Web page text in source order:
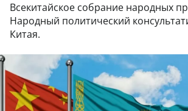
Всекитайское собрание народных
Народный политический
Китая.